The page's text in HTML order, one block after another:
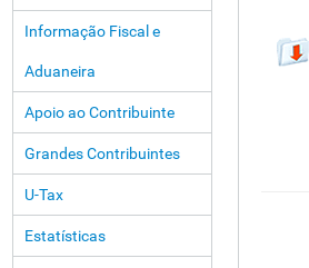
Informação Fiscal e
Aduaneira
Apoio ao Contribuinte
Grandes Contribuintes
U-Tax
Estatísticas